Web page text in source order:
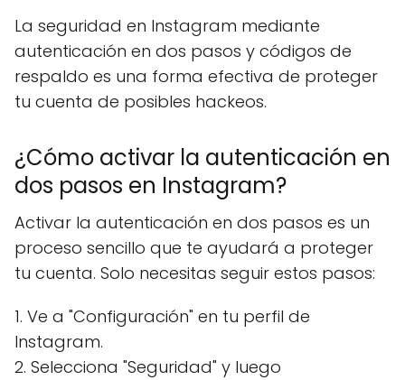
La seguridad en Instagram mediante
autenticación en dos pasos y códigos de
respaldo es una forma efectiva de proteger
tu cuenta de posibles hackeos.
¿Cómo activar la autenticación en
dos pasos en Instagram?
Activar la autenticación en dos pasos es un
proceso sencillo que te ayudará a proteger
tu cuenta. Solo necesitas seguir estos pasos:
1. Ve a "Configuración" en tu perfil de
Instagram.
2. Selecciona "Seguridad" y luego